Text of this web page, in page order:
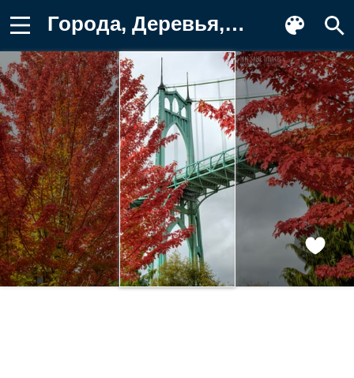
Города, Деревья, Осень, Портленд Картинка